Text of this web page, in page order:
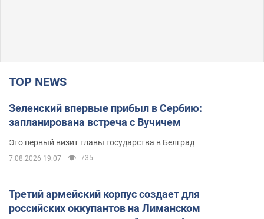
TOP NEWS
Зеленский впервые прибыл в Сербию:
запланирована встреча с Вучичем
Это первый визит главы государства в Белград
7.08.2026 19:07 735
Третий армейский корпус создает для
российских оккупантов на Лиманском